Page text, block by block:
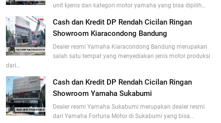
unit kjenis dan kategori motor yamaha yang bisa dipilih…
Cash dan Kredit DP Rendah Cicilan Ringan
Showroom Kiaracondong Bandung
Dealer resmi Yamaha Kiaracondong Bandung merupakan
salah satu tempat yang menyediakan jenis motor produksi
dari…
Cash dan Kredit DP Rendah Cicilan Ringan
Showroom Yamaha Sukabumi
Dealer resmi Yamaha Sukabumi merupakan dealer resmi
dari Yamaha Fortuna Motor di Sukabumi yang bisa…